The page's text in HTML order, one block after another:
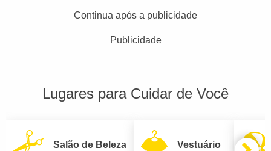
Continua após a publicidade
Publicidade
Lugares para Cuidar de Você
Salão de Beleza Vestuário